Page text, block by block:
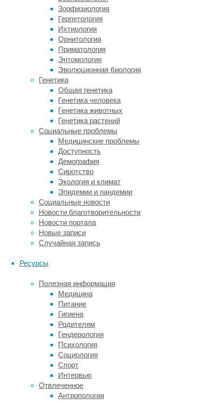
Зоофизиология
Герпетология
Ихтиология
Орнитология
Приматология
Энтомология
Эволюционная биология
Генетика
Общая генетика
Генетика человека
Генетика животных
Генетика растений
Социальные проблемы
Медицинские проблемы
Доступность
Демография
Сиротство
Экология и климат
Эпидемии и пандемии
Социальные новости
Новости благотворительности
Новости портала
Новые записи
Случайная запись
Ресурсы
Полезная информация
Медицина
Питание
Гигиена
Родителям
Гендерология
Психология
Социология
Спорт
Интервью
Отвлеченное
Антропология
убедительнее,
чем
голоцена"
разобрались
причинах
рекордного
озеленения
Земли
2020-
10/02/2025,
11:00
10/02/2025
антропоцен,
биология,
ботаника,
климат,
наука,
экология
В
нашу
эпоху
растительная
планеты
на
рекордно
высоком
уровне
как
минимум
за
последние
50
тысяч
лет.
Теперь